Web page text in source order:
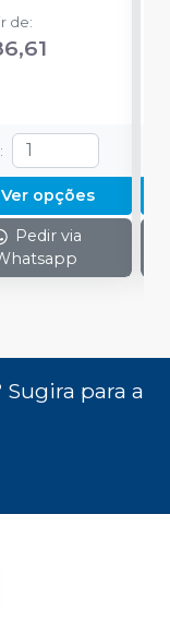
de:
:
Ver opções
Pedir via
Sugira para a